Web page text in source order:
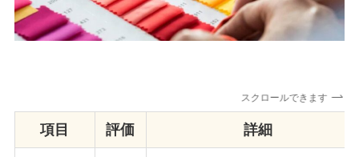
スクロールできます
項目 評価 詳細